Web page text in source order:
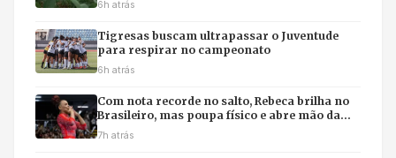
6h atrás
Tigresas buscam ultrapassar o Juventude
para respirar no campeonato
6h atrás
Com nota recorde no salto, Rebeca brilha no
Brasileiro, mas poupa físico e abre mão da
final individual
7h atrás